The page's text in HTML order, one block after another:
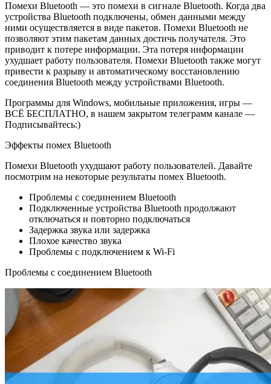
Помехи Bluetooth — это помехи в сигнале Bluetooth. Когда два
устройства Bluetooth подключены, обмен данными между
ними осуществляется в виде пакетов. Помехи Bluetooth не
позволяют этим пакетам данных достичь получателя. Это
приводит к потере информации. Эта потеря информации
ухудшает работу пользователя. Помехи Bluetooth также могут
привести к разрыву и автоматическому восстановлению
соединения Bluetooth между устройствами Bluetooth.
Программы для Windows, мобильные приложения, игры —
ВСЁ БЕСПЛАТНО, в нашем закрытом телеграмм канале —
Подписывайтесь:)
Эффекты помех Bluetooth
Помехи Bluetooth ухудшают работу пользователей. Давайте
посмотрим на некоторые результаты помех Bluetooth.
Проблемы с соединением Bluetooth
Подключенные устройства Bluetooth продолжают
отключаться и повторно подключаться
Задержка звука или задержка
Плохое качество звука
Проблемы с подключением к Wi-Fi
Проблемы с соединением Bluetooth